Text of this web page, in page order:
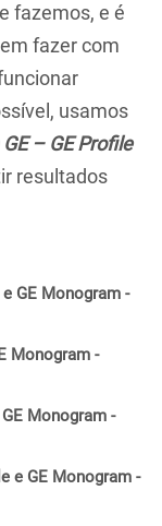
fazemos, e é
fazer com
usamos
– GE Profile
resultados
GE Monogram -
Monogram -
Monogram -
e GE Monogram -